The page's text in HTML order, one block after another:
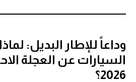
وداعاً للإطار البديل:
السيارات عن العجلة
2026؟